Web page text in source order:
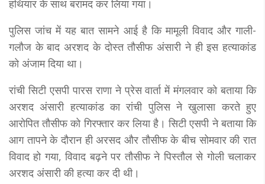
हथियार के साथ बरामद कर लिया गया।
पुलिस जांच में यह बात सामने आई है कि मामूली विवाद और गाली-
गलौज के बाद अरशद के दोस्त तौसीफ अंसारी ने ही इस हत्याकांड
को अंजाम दिया था।
रांची सिटी एसपी पारस राणा ने प्रेस वार्ता में मंगलवार को बताया कि
अरशद अंसारी हत्याकांड का रांची पुलिस ने खुलासा करते हुए
आरोपित तौसीफ को गिरफ्तार कर लिया है। सिटी एसपी ने बताया कि
आग तापने के दौरान ही अरसद और तौसीफ के बीच सोमवार की रात
विवाद हो गया, विवाद बढ़ने पर तौसीफ ने पिस्तौल से गोली चलाकर
अरशद अंसारी की हत्या कर दी थी।